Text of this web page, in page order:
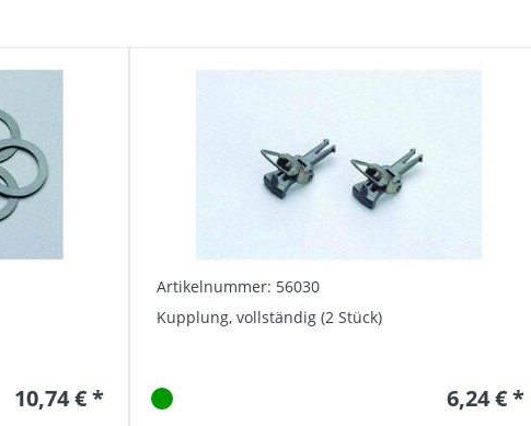
10,74 € *
Artikelnummer: 56030
Kupplung, vollständig (2 Stück)
6,24 € *